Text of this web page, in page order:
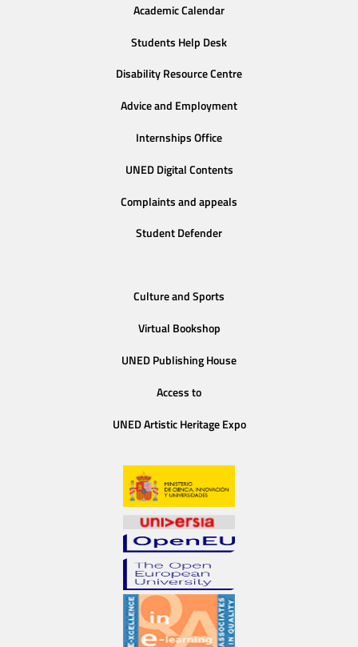
Academic Calendar
Students Help Desk
Disability Resource Centre
Advice and Employment
Internships Office
UNED Digital Contents
Complaints and appeals
Student Defender
Culture and Sports
Virtual Bookshop
UNED Publishing House
Access to
UNED Artistic Heritage Expo